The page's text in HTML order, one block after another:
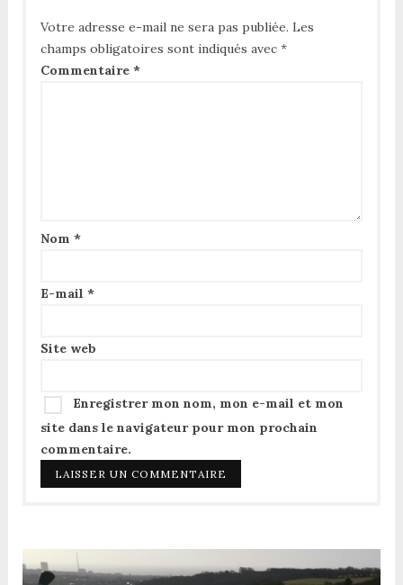
Votre adresse e-mail ne sera pas publiée. Les
champs obligatoires sont indiqués avec *
Commentaire *
Nom *
E-mail *
Site web
Enregistrer mon nom, mon e-mail et mon
site dans le navigateur pour mon prochain
commentaire.